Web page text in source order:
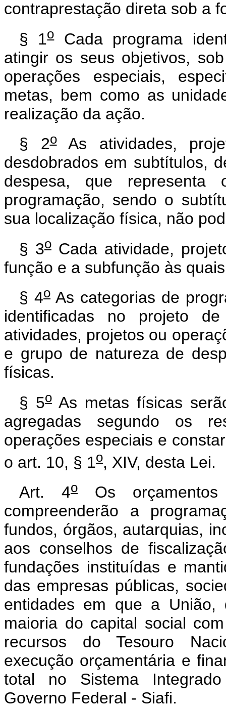
contraprestação direta sob a
§ 1oCada programa
atingir os seus objetivos,
operações especiais,
metas, bem como as
realização da ação.
§ 2oAs atividades,
desdobrados em subtítulos,
despesa, que
programação, sendo o
sua localização física, não
§ 3oCada atividade,
função e a subfunção às
§ 4oAs categorias de
identificadas no projeto
atividades, projetos ou
e grupo de natureza de
físicas.
§ 5oAs metas físicas
agregadas segundo os
operações especiais e
o art. 10, § 1o, XIV, desta Lei.
Art. 4oOs
compreenderão a
fundos, órgãos, autarquias,
aos conselhos de
fundações instituídas e
das empresas públicas,
entidades em que a União,
maioria do capital social
recursos do Tesouro
execução orçamentária e
total no Sistema
Governo Federal - Siafi.